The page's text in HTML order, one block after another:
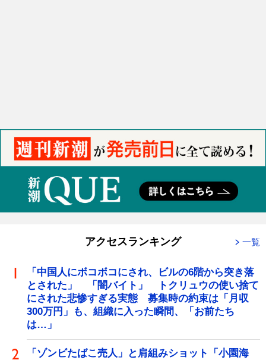
アクセスランキング 一覧
「中国人にボコボコにされ、ビルの6階から突き落
とされた」 「闇バイト」 トクリュウの使い捨て
にされた悲惨すぎる実態 募集時の約束は「月収
300万円」も、組織に入った瞬間、「お前たち
は…」
「ゾンビたばこ売人」と肩組みショット「小園海